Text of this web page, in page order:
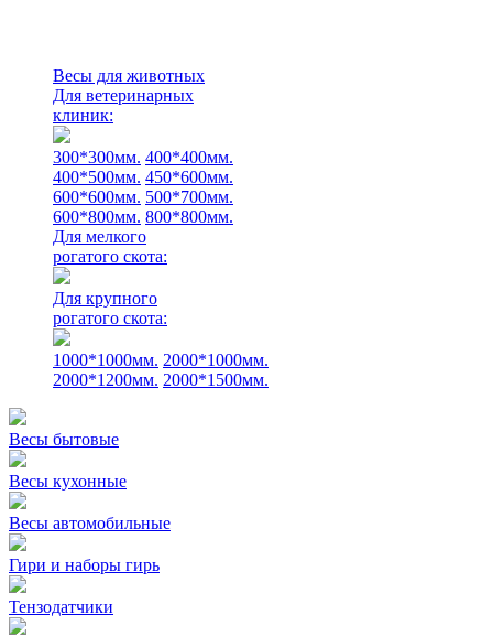
Весы для животных
Для ветеринарных
клиник:
300*300мм. 400*400мм.
400*500мм. 450*600мм.
600*600мм. 500*700мм.
600*800мм. 800*800мм.
Для мелкого
рогатого скота:
Для крупного
рогатого скота:
1000*1000мм. 2000*1000мм.
2000*1200мм. 2000*1500мм.
Весы бытовые
Весы кухонные
Весы автомобильные
Гири и наборы гирь
Тензодатчики